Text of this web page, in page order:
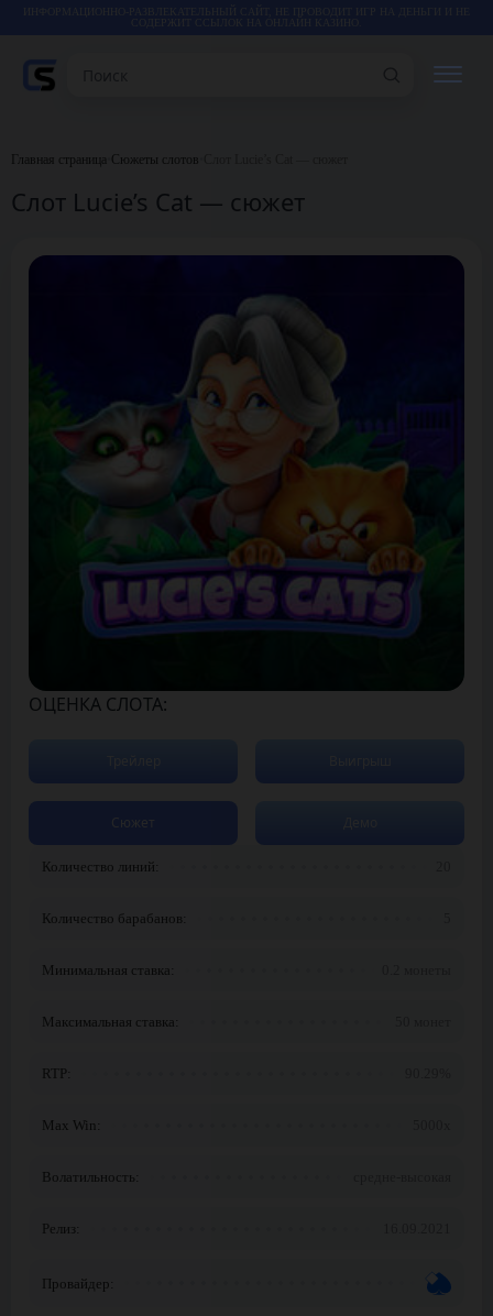
СОДЕРЖИТ ССЫЛОК НА ОНЛАЙН КАЗИНО.
КАЗИНО
Главная страница Сюжеты слотов
Слот Lucie’s Cat — сюжет
ОЦЕНКА СЛОТА:
Количество линий:
Количество барабанов:
Минимальная ставка:
Максимальная ставка:
RTP:
Max Win:
Волатильность:
Релиз:
Провайдер:
Сюжет